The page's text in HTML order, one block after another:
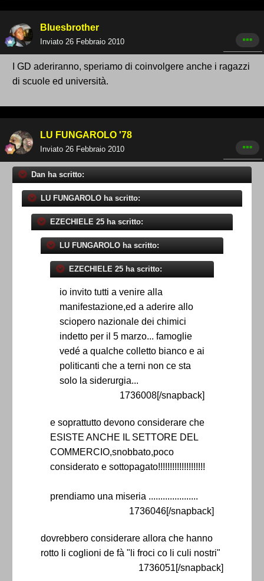
Bluesbrother
Inviato 26 Febbraio 2010
I GD aderiranno, speriamo di coinvolgere anche i ragazzi
di scuole ed università.
LU FUNGAROLO '78
Inviato 26 Febbraio 2010
Dan ha scritto:
LU FUNGAROLO ha scritto:
EZECHIELE 25 ha scritto:
LU FUNGAROLO ha scritto:
EZECHIELE 25 ha scritto:
io invito tutti a venire alla
manifestazione,ed a aderire allo
sciopero nazionale dei chimici
indetto per il 5 marzo... famoglie
vedé a qualche colletto bianco e ai
politicanti che a terni non ce sta
solo la siderurgia...
1736008[/snapback]
e soprattutto devono considerare che
ESISTE ANCHE IL SETTORE DEL
COMMERCIO,snobbato,poco
considerato e sottopagato!!!!!!!!!!!!!!!!!!!!
prendiamo una miseria .....................
1736046[/snapback]
dovrebbero considerare allora che hanno
rotto li coglioni de fà "li froci co li culi nostri"
1736051[/snapback]